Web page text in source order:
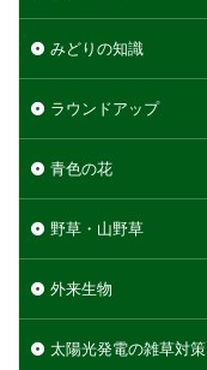
みどりの知識
ラウンドアップ
青色の花
野草・山野草
外来生物
太陽光発電の雑草対策